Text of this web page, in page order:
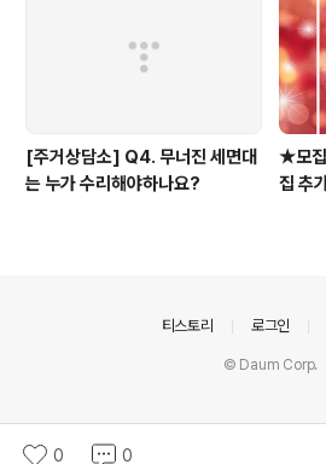
[주거상담소] Q4. 무너진 세면대
는 누가 수리해야하나요?
★모
집 추
0 0
티스토리 로그인
© Daum Corp.